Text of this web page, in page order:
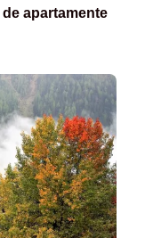
apartamente